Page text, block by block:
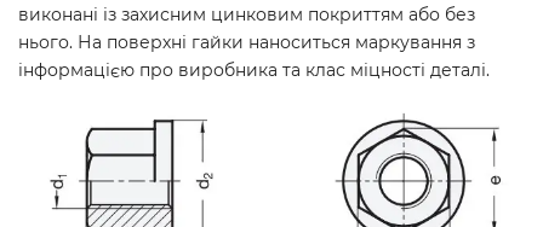
виконані із захисним цинковим покриттям або без
нього. На поверхні гайки наноситься маркування з
інформацією про виробника та клас міцності деталі.